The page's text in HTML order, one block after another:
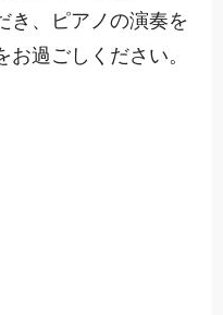
、ピアノの演奏を
過ごしください。